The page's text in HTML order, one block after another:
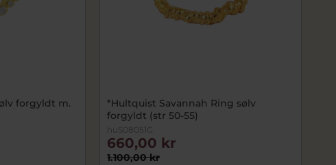
forgyldt m.
*Hultquist Savannah Ring sølv
forgyldt (str 50-55)
huS08051G
1.100,00 kr
660,00 kr